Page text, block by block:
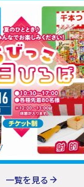
一覧を見る